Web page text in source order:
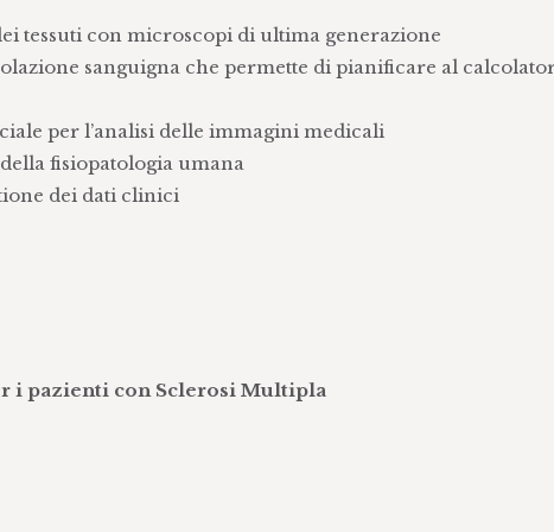
e sviluppo di danno vascolare, le vibrazioni della
per studi clinici controllati e per la pratica clinica
progressione delle patologie, degli esiti clinici e
di apprendimento automatico su dati multimodali
tessuti con microscopi di ultima generazione
sanguigna che permette di pianificare al
per l’analisi delle immagini medicali
fisiopatologia umana
dei dati clinici
i pazienti con Sclerosi Multipla